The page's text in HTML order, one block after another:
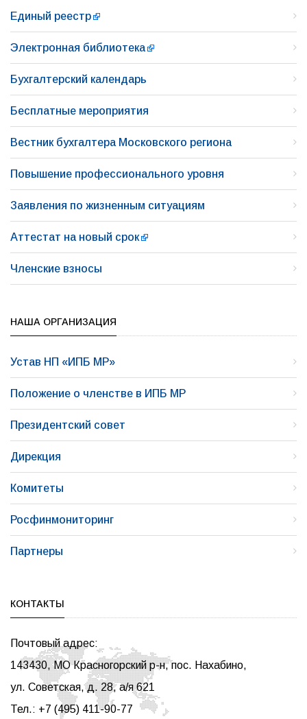
Единый реестр
Электронная библиотека
Бухгалтерский календарь
Бесплатные мероприятия
Вестник бухгалтера Московского региона
Повышение профессионального уровня
Заявления по жизненным ситуациям
Аттестат на новый срок
Членские взносы
НАША ОРГАНИЗАЦИЯ
Устав НП «ИПБ МР»
Положение о членстве в ИПБ МР
Президентский совет
Дирекция
Комитеты
Росфинмониторинг
Партнеры
КОНТАКТЫ
Почтовый адрес:
143430, МО Красногорский р-н, пос. Нахабино,
ул. Советская, д. 28, а/я 621
Тел.: +7 (495) 411-90-77